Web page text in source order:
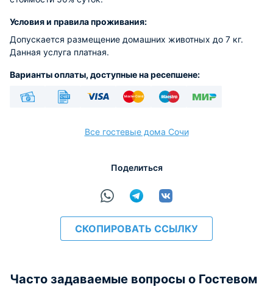
Условия и правила проживания:
Допускается размещение домашних животных до 7 кг.
Данная услуга платная.
Варианты оплаты, доступные на ресепшене:
Все гостевые дома Сочи
Поделиться
СКОПИРОВАТЬ ССЫЛКУ
Часто задаваемые вопросы о Гостевом